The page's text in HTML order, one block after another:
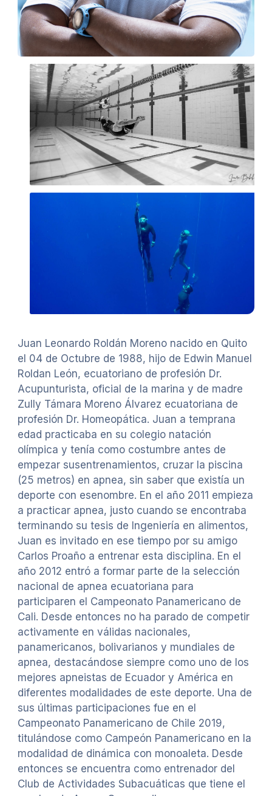
Juan Leonardo Roldán Moreno nacido en Quito
el 04 de Octubre de 1988, hijo de Edwin Manuel
Roldan León, ecuatoriano de profesión Dr.
Acupunturista, oficial de la marina y de madre
Zully Támara Moreno Álvarez ecuatoriana de
profesión Dr. Homeopática. Juan a temprana
edad practicaba en su colegio natación
olímpica y tenía como costumbre antes de
empezar susentrenamientos, cruzar la piscina
(25 metros) en apnea, sin saber que existía un
deporte con esenombre. En el año 2011 empieza
a practicar apnea, justo cuando se encontraba
terminando su tesis de Ingeniería en alimentos,
Juan es invitado en ese tiempo por su amigo
Carlos Proaño a entrenar esta disciplina. En el
año 2012 entró a formar parte de la selección
nacional de apnea ecuatoriana para
participaren el Campeonato Panamericano de
Cali. Desde entonces no ha parado de competir
activamente en válidas nacionales,
panamericanos, bolivarianos y mundiales de
apnea, destacándose siempre como uno de los
mejores apneistas de Ecuador y América en
diferentes modalidades de este deporte. Una de
sus últimas participaciones fue en el
Campeonato Panamericano de Chile 2019,
titulándose como Campeón Panamericano en la
modalidad de dinámica con monoaleta. Desde
entonces se encuentra como entrenador del
Club de Actividades Subacuáticas que tiene el